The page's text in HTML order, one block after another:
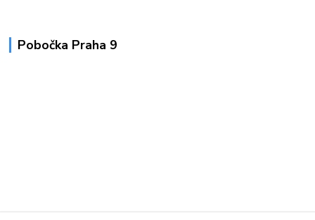
Pobočka Praha 9